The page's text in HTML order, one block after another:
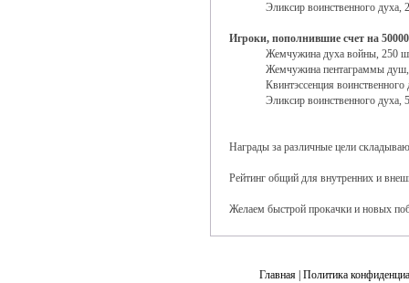
Эликсир воинственного духа,
Игроки, пополнившие счет на
Жемчужина духа войны, 250
Жемчужина пентаграммы
Квинтэссенция
Эликсир воинственного духа,
Награды за различные цели
Рейтинг общий для внутренних и
Желаем быстрой прокачки и новых
Главная Политика